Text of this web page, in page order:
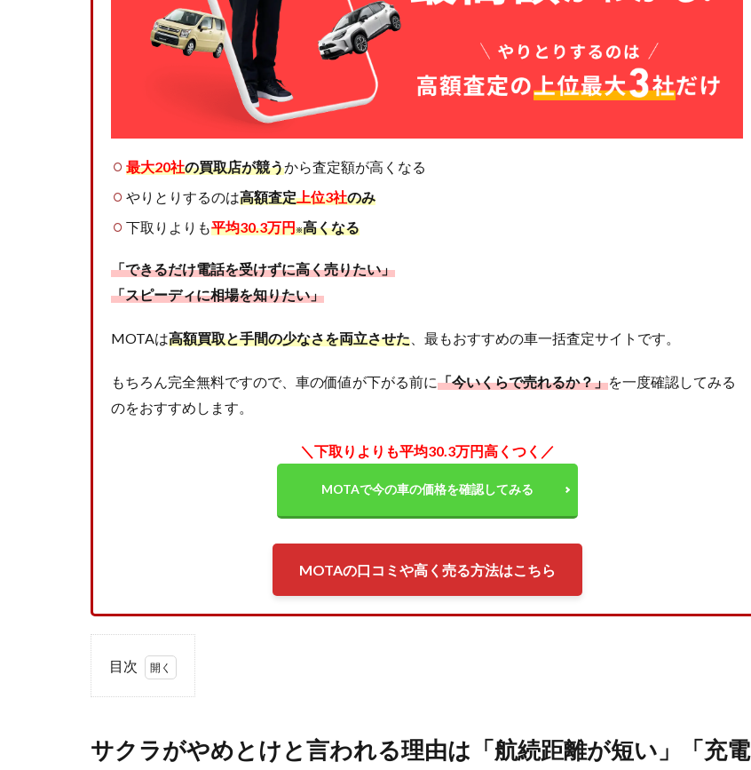
最大20社の買取店が競うから査定額が高くなる
やりとりするのは高額査定上位3社のみ
下取りよりも平均30.3万円※高くなる
「できるだけ電話を受けずに高く売りたい」
「スピーディに相場を知りたい」
MOTAは高額買取と手間の少なさを両立させた 、最もおすすめの車一括査定サイトです。
もちろん完全無料ですので、車の価値が下がる前に「今いくらで売れるか？」を一度確認してみる
のをおすすめします。
＼下取りよりも平均30.3万円高くつく／
MOTAで今の車の価格を確認してみる
MOTAの口コミや高く売る方法はこちら
目次
やめ
サクラがやめとけと言われる理由は「航続距離が短い」「充電